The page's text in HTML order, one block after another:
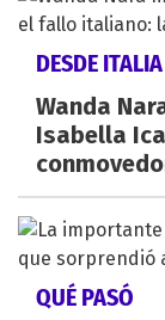
DESDE ITALIA
Wanda
Isabella
QUÉ PASÓ